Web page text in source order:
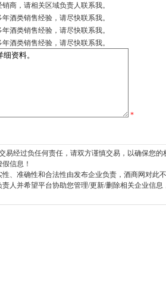
商，请相关区域负责人联系我。
酒类销售经验，请尽快联系我。
酒类销售经验，请尽快联系我。
酒类销售经验，请尽快联系我。
*
易经过负任何责任，请双方谨慎交易，以确保您的
信息！
、准确性和合法性由发布企业负责，酒商网对此不
人并希望平台协助您管理/更新/删除相关企业信息